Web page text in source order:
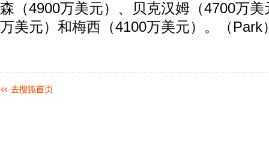
森（4900万美元）、贝克汉姆（4700万美
万美元）和梅西 （4100万美元）。（Park